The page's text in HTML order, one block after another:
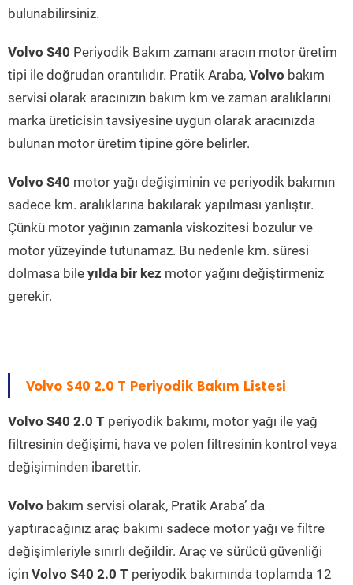
bulunabilirsiniz.
Volvo S40 Periyodik Bakım zamanı aracın motor üretim
tipi ile doğrudan orantılıdır. Pratik Araba, Volvo bakım
servisi olarak aracınızın bakım km ve zaman aralıklarını
marka üreticisin tavsiyesine uygun olarak aracınızda
bulunan motor üretim tipine göre belirler.
Volvo S40 motor yağı değişiminin ve periyodik bakımın
sadece km. aralıklarına bakılarak yapılması yanlıştır.
Çünkü motor yağının zamanla viskozitesi bozulur ve
motor yüzeyinde tutunamaz. Bu nedenle km. süresi
dolmasa bile yılda bir kez motor yağını değiştirmeniz
gerekir.
Volvo S40 2.0 T Periyodik Bakım Listesi
Volvo S40 2.0 T periyodik bakımı, motor yağı ile yağ
filtresinin değişimi, hava ve polen filtresinin kontrol veya
değişiminden ibarettir.
Volvo bakım servisi olarak, Pratik Araba’ da
yaptıracağınız araç bakımı sadece motor yağı ve filtre
değişimleriyle sınırlı değildir. Araç ve sürücü güvenliği
için Volvo S40 2.0 T periyodik bakımında toplamda 12